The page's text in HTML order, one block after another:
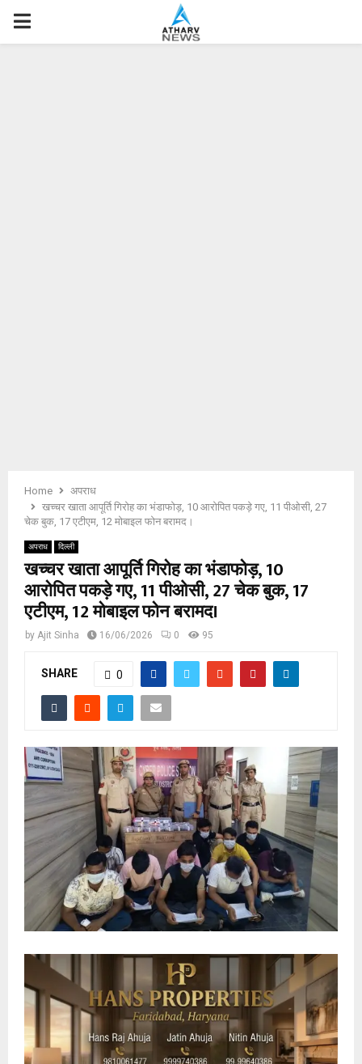
P
Home
अपराध
खच्चर खाता आपूर्ति गिरोह का भंडाफोड़, 10 आरोपित पकड़े गए, 11 पीओसी, 27
चेक बुक, 17 एटीएम, 12 मोबाइल फोन बरामद।
अपराध दिल्ली
खच्चर खाता आपूर्ति गिरोह का भंडाफोड़, 10
आरोपित पकड़े गए, 11 पीओसी, 27 चेक बुक, 17
एटीएम, 12 मोबाइल फोन बरामद।
by Ajit Sinha 16/06/2026 0 95
SHARE 0